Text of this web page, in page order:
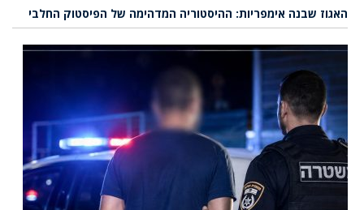
האגוז שבנה אימפריות: ההיסטוריה המדהימה של הפיסטוק החלבי